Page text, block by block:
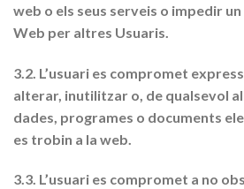
web o els seus serveis o impedir
Web per altres Usuaris.
3.2. L’usuari es compromet
alterar, inutilitzar o, de qualsevol
dades, programes o documents
es trobin a la web.
3.3. L’usuari es compromet a no